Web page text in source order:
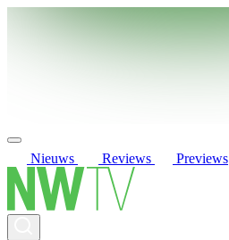
Nieuws Reviews Previews